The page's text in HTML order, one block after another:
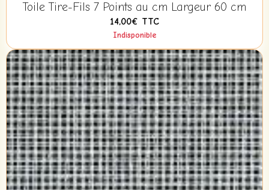
Toile Tire-Fils 7 Points au cm Largeur 60 cm
14,00€ TTC
Indisponible